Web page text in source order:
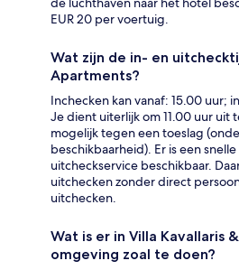
EUR 20 per voertuig.
Wat zijn de in- en
Apartments?
Inchecken kan vanaf: 15.00 uur;
Je dient uiterlijk om 11.00 uur uit
mogelijk tegen een toeslag
beschikbaarheid). Er is een
uitcheckservice beschikbaar.
uitchecken zonder direct
uitchecken.
Wat is er in Villa Kavallaris
omgeving zoal te doen?